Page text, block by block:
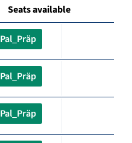
Seats available
Pal_Präp
Pal_Präp
Pal_Präp